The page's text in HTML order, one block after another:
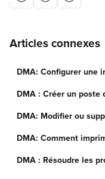
Articles connexes
DMA: Configurer une
DMA : Créer un poste
DMA: Modifier ou
DMA: Comment
DMA : Résoudre les